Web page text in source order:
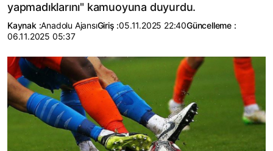
yapmadıklarını" kamuoyuna duyurdu.
Kaynak :Anadolu AjansıGiriş :05.11.2025 22:40Güncelleme :
06.11.2025 05:37